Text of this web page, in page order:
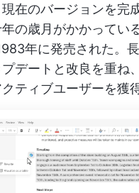
現在のバージョンを完
年の歳月がかかってい
年に発売された。
デートと改良を重ね
ティブユーザーを獲